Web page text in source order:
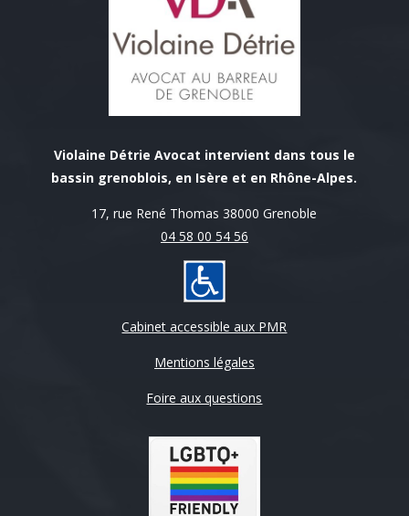
Violaine Détrie Avocat intervient dans tous le
bassin grenoblois, en Isère et en Rhône-Alpes.
17, rue René Thomas 38000 Grenoble
04 58 00 54 56
Cabinet accessible aux PMR
Mentions légales
Foire aux questions